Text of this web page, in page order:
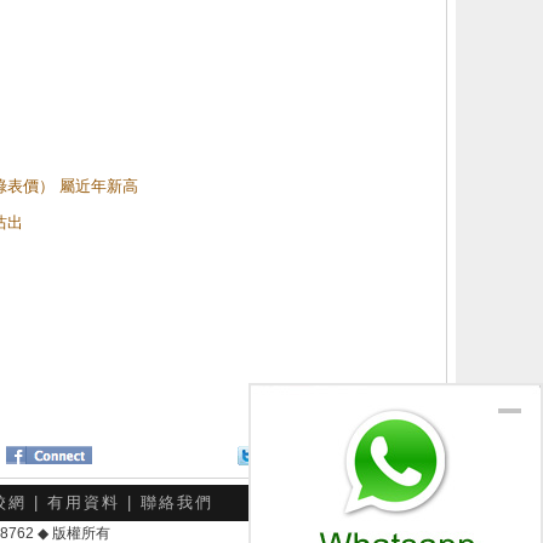
表價） 屬近年新高
出
分享給朋友
網 有用資料 聯絡我們
◆ 版權所有